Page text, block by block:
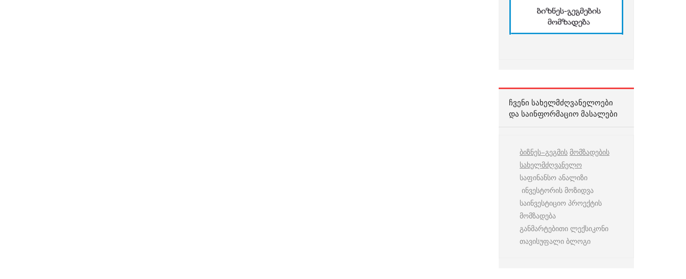
ᲩᲕᲔᲜᲘ ᲡᲐᲮᲔᲚᲛᲫᲦᲕᲐᲜᲔᲚᲝᲔᲑᲘ
ᲓᲐ ᲡᲐᲘᲜᲤᲝᲠᲛᲐᲪᲘᲝ ᲛᲐᲡᲐᲚᲔᲑᲘ
ბიზნეს–გეგმის მომზადების
სახელმძღვანელო
საფინანსო ანალიზი
ინვესტორის მოზიდვა
საინვესტიციო პროექტის
მომზადება
განმარტებითი ლექსიკონი
თავისუფალი ბლოგი